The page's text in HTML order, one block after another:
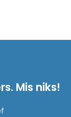
Mis niks!